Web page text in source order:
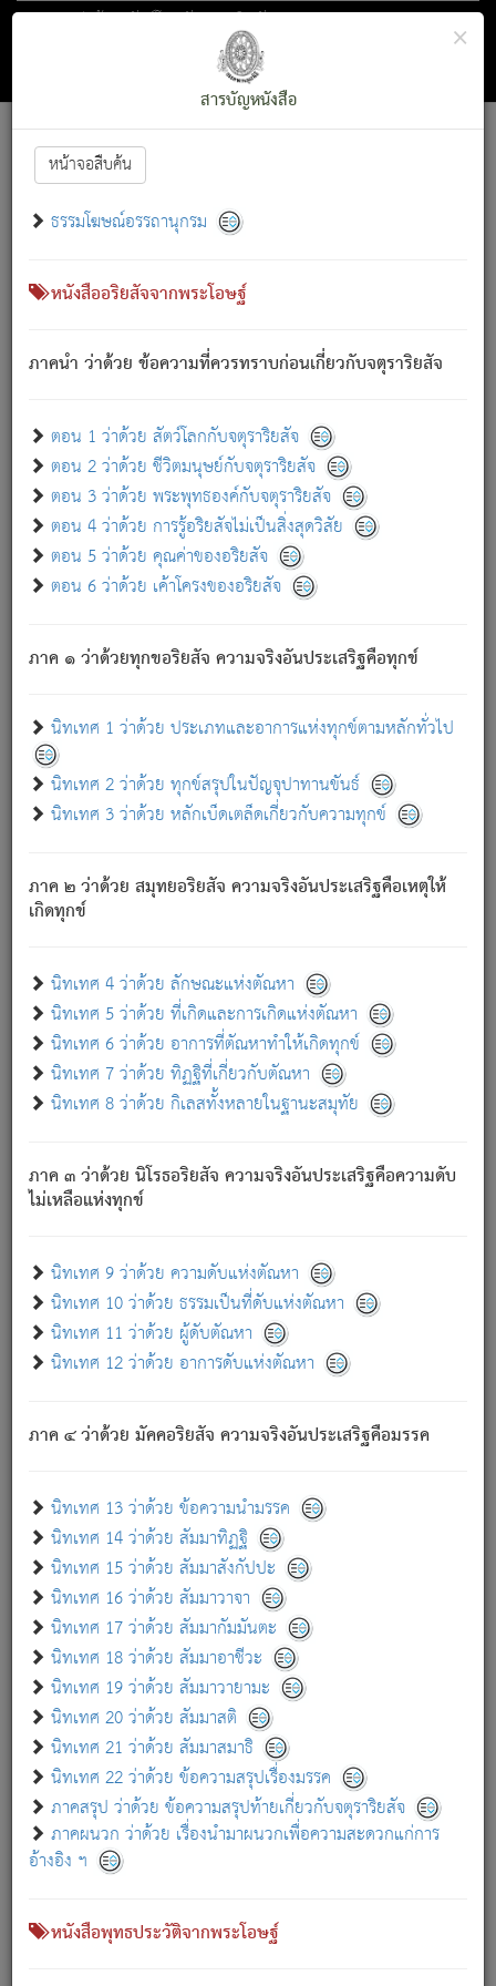
ตอน 1 ว่าด้วย สัตว์โลกกับจตุราริยสัจ
สารบัญ×
สารบัญหนังสือ
หน้าจอสืบค้น
ธรรมโฆษณ์อรรถานุกรม
หนังสืออริยสัจจากพระโอษฐ์
ภาคนำ ว่าด้วย ข้อความที่ควรทราบก่อนเกี่ยวกับจตุราริยสัจ
ตอน 1 ว่าด้วย สัตว์โลกกับจตุราริยสัจ
ตอน 2 ว่าด้วย ชีวิตมนุษย์กับจตุราริยสัจ
ตอน 3 ว่าด้วย พระพุทธองค์กับจตุราริยสัจ
ตอน 4 ว่าด้วย การรู้อริยสัจไม่เป็นสิ่งสุดวิสัย
ตอน 5 ว่าด้วย คุณค่าของอริยสัจ
ตอน 6 ว่าด้วย เค้าโครงของอริยสัจ
ภาค ๑ ว่าด้วยทุกขอริยสัจ ความจริงอันประเสริฐคือทุกข์
นิทเทศ 1 ว่าด้วย ประเภทและอาการแห่งทุกข์ตามหลักทั่วไป
นิทเทศ 2 ว่าด้วย ทุกข์สรุปในปัญจุปาทานขันธ์
นิทเทศ 3 ว่าด้วย หลักเบ็ดเตล็ดเกี่ยวกับความทุกข์
ภาค ๒ ว่าด้วย สมุทยอริยสัจ ความจริงอันประเสริฐคือเหตุให้
เกิดทุกข์
นิทเทศ 4 ว่าด้วย ลักษณะแห่งตัณหา
นิทเทศ 5 ว่าด้วย ที่เกิดและการเกิดแห่งตัณหา
นิทเทศ 6 ว่าด้วย อาการที่ตัณหาทำให้เกิดทุกข์
นิทเทศ 7 ว่าด้วย ทิฏฐิที่เกี่ยวกับตัณหา
นิทเทศ 8 ว่าด้วย กิเลสทั้งหลายในฐานะสมุทัย
ภาค ๓ ว่าด้วย นิโรธอริยสัจ ความจริงอันประเสริฐคือความดับ
ไม่เหลือแห่งทุกข์
นิทเทศ 9 ว่าด้วย ความดับแห่งตัณหา
นิทเทศ 10 ว่าด้วย ธรรมเป็นที่ดับแห่งตัณหา
นิทเทศ 11 ว่าด้วย ผู้ดับตัณหา
นิทเทศ 12 ว่าด้วย อาการดับแห่งตัณหา
ภาค ๔ ว่าด้วย มัคคอริยสัจ ความจริงอันประเสริฐคือมรรค
นิทเทศ 13 ว่าด้วย ข้อความนำมรรค
นิทเทศ 14 ว่าด้วย สัมมาทิฏฐิ
นิทเทศ 15 ว่าด้วย สัมมาสังกัปปะ
นิทเทศ 16 ว่าด้วย สัมมาวาจา
นิทเทศ 17 ว่าด้วย สัมมากัมมันตะ
นิทเทศ 18 ว่าด้วย สัมมาอาชีวะ
นิทเทศ 19 ว่าด้วย สัมมาวายามะ
นิทเทศ 20 ว่าด้วย สัมมาสติ
นิทเทศ 21 ว่าด้วย สัมมาสมาธิ
นิทเทศ 22 ว่าด้วย ข้อความสรุปเรื่องมรรค
ภาคสรุป ว่าด้วย ข้อความสรุปท้ายเกี่ยวกับจตุราริยสัจ
ภาคผนวก ว่าด้วย เรื่องนำมาผนวกเพื่อความสะดวกแก่การ
อ้างอิง ฯ
หนังสือพุทธประวัติจากพระโอษฐ์
Font :15 ]||
สัตว์โลกนี้ เกิดความเดือดร้อนแล้ว มีผัสสะบังหน้า
เขาสำคัญสิ่งใด โดยความเป็นประการใด แต่สิ่งนั้นย่อมเป็น
(ตามที่เป็นจริง) โดยประการอื่นจากที่เขาสำคัญนั้น
สัตว์โลกติดข้องอยู่ในภพ ถูกภพบังหน้าแล้ว มีภพโดยความ
เป็นอย่างอื่น (จากที่มันเป็นอยู่จริง) จึงได้เพลิดเพลินยิ่งนักในภพ
เขาเพลิดเพลินยิ่งนักในสิ่งใด สิ่งนั้นเป็นภัย (ที่เขาไม่รู้จัก)
เขากลัวต่อสิ่งใดสิ่งนั้นเป็นทุกข์
พรหมจรรย์นี้ อันบุคคลย่อมประพฤติ ก็เพื่อการละขาดซึ่ง
ภพ.
สมณะหรือพราหมณ์เหล่าใด กล่าวความหลุดพ้นจากภพว่า
มีได้เพราะภพ เรากล่าวว่า สมณะหรือพราหมณ์ทั้งปวงนั้น
มิใช่ผู้หลดพ้นจากภพ.
ภพ ว่ามีได้เพราะวิภพ[2]: เรากล่าวว่า สมณะหรือพราหมณ์ทั้ง
ปวงนั้น ก็ยังสลัดภพออกไปไม่ได้.
ก็ทุกข์นี้มีขึ้น เพราะอาศัยซึ่งอุปธิทั้งปวง.
เพราะความสิ้นไปแห่งอุปาทานทั้งปวง ความเกิดขึ้นแห่ง
ทุกข์จึงไม่มี.
ท่านจงดูโลกนี้เถิด (จะเห็นว่า) สัตว์ทั้งหลายอันอวิชาหนา
แน่นบังหนาแล้ว; และว่า สัตว์ผู้ยินดีในภพอันเป็นแล้วนั้น ย่อม
อันเป็นไปในที่หรือเวลาทั้งปวง[3]เพื่อความมีแห่งประโยชน์โดย
ประการทั้งปวง; ภพทั้งหลายทั้งหมดนั้น ไม่เที่ยง เป็นทุกข์ มี
ความแปรปรวนเป็นธรรมดา.
อย่างนี้อยู่; เขาย่อมละภวตัณหาได้ และไม่เพลิดเพลินวิภวตัณหา
ด้วย.
ความดับเพราะความสำรอกไม่เหลือ (แห่งภพทั้งหลาย)
เพราะความสิ้นไปแห่งตัณหาโดยประการทั้งปวง นั้นคือ
นิพพาน.
ภพใหม่ย่อมไม่มีแก่ภิกษุนั้น ผู้ดับเย็นสนิทแล้ว เพราะไม่มี
ภิกษุนั้น เป็นผู้ครอบงำมารได้แล้ว ชนะสงครามแล้ว ก้าวล่วง
ภพทั้งหลายทั้งปวงได้แล้ว เป็นผู้คงที่ (คือไม่เปลี่ยนแปลงอีกต่อ
- อุ.ขุ. ๒๕/๑๒๑/๘๔.
(ข้อความนี้ เป็นพระพุทธอุทานที่ทรงเปล่งออก ที่โคนต้นโพธิ์
เป็นที่ตรัสรู้ เมื่อตรัสรู้แล้วได้ 7 วัน)
เกี่ยวกับธรรมโฆษณ์ออนไลน์ (Disclaimer)
แม้ระบบ "ธรรมโฆษณ์ออนไลน์" พยายามปรับปรุงข้อมูลให้ถูกต้องมากที่สุด
ผู้ศึกษาก็พึงตรวจสอบกับตัวเล่มหนังสือต้นฉบับ ที่มีการพิมพ์ครั้งล่าสุด
ก่อนนำข้อมูลไปใช้ในการอ้างอิง"
เกี่ยวกับอัตถจารี|เกี่ยวกับการพัฒนา|แจ้งข้อผิดพลาด / แนะนำ
หนังสือที่เกี่ยวข้อง